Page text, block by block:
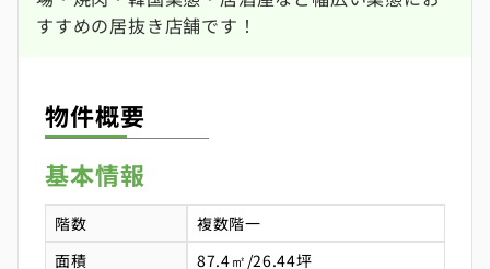
すすめの居抜き店舗です！
物件概要
基本情報
階数
複数階一
面積
87.4㎡/26.44坪